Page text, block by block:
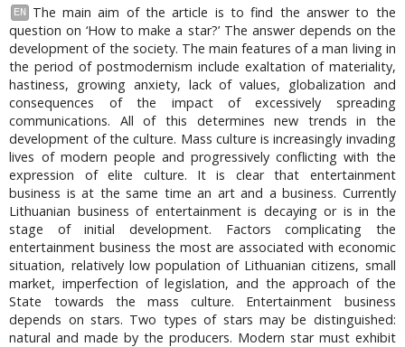
EN
The main aim of the article is to find the answer to the
question on ‘How to make a star?’ The answer depends on the
development of the society. The main features of a man living in
the period of postmodernism include exaltation of materiality,
hastiness, growing anxiety, lack of values, globalization and
consequences of the impact of excessively spreading
communications. All of this determines new trends in the
development of the culture. Mass culture is increasingly invading
lives of modern people and progressively conflicting with the
expression of elite culture. It is clear that entertainment
business is at the same time an art and a business. Currently
Lithuanian business of entertainment is decaying or is in the
stage of initial development. Factors complicating the
entertainment business the most are associated with economic
situation, relatively low population of Lithuanian citizens, small
market, imperfection of legislation, and the approach of the
State towards the mass culture. Entertainment business
depends on stars. Two types of stars may be distinguished:
natural and made by the producers. Modern star must exhibit